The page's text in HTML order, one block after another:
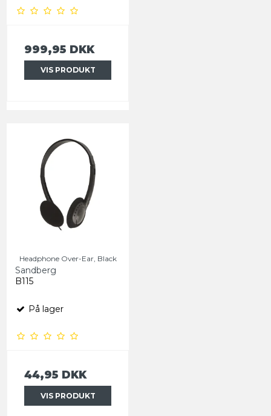
999,95 DKK
VIS PRODUKT
Headphone Over-Ear, Black
Sandberg
B115
På lager
44,95 DKK
VIS PRODUKT